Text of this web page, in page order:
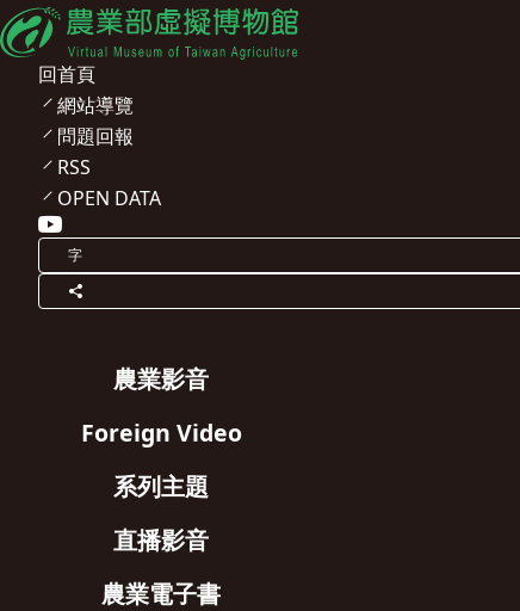
回首頁
網站導覽
問題回報
RSS
OPEN DATA
字
農業影音
Foreign Video
系列主題
直播影音
農業電子書